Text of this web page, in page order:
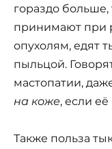
гораздо больше,
принимают при
опухолям, едят
пыльцой.
мастопатии,
на коже, если
Также польза